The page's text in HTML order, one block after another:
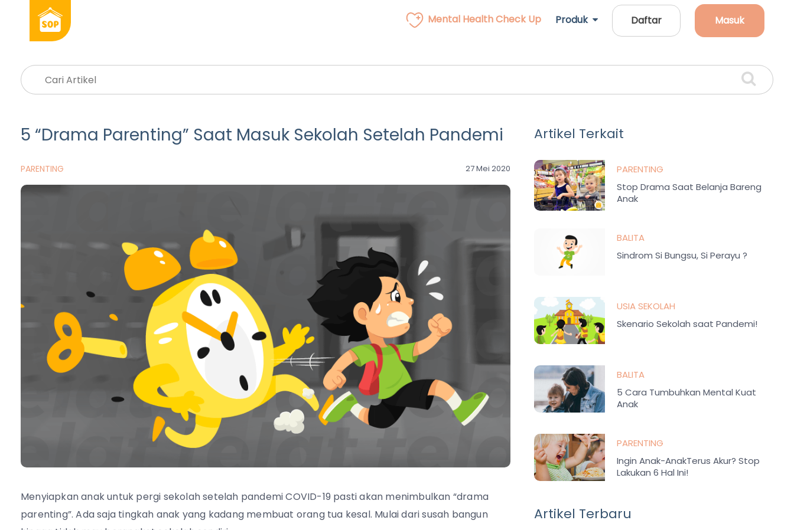
Mental Health Check Up Produk Daftar Masuk
5 “Drama Parenting” Saat Masuk Sekolah Setelah Pandemi
PARENTING 27 Mei 2020
Menyiapkan anak untuk pergi sekolah setelah pandemi COVID-19 pasti akan menimbulkan “drama
parenting”. Ada saja tingkah anak yang kadang membuat orang tua kesal. Mulai dari susah bangun
Artikel Terkait
PARENTING
Stop Drama Saat Belanja Bareng
Anak
BALITA
Sindrom Si Bungsu, Si Perayu ?
USIA SEKOLAH
Skenario Sekolah saat Pandemi!
BALITA
5 Cara Tumbuhkan Mental Kuat
Anak
PARENTING
Ingin Anak-AnakTerus Akur? Stop
Lakukan 6 Hal Ini!
Artikel Terbaru